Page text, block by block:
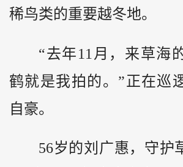
稀鸟类的重要越冬地。
“去年11月，来草海
鹤就是我拍的。”正在巡
自豪。
56岁的刘广惠，守护